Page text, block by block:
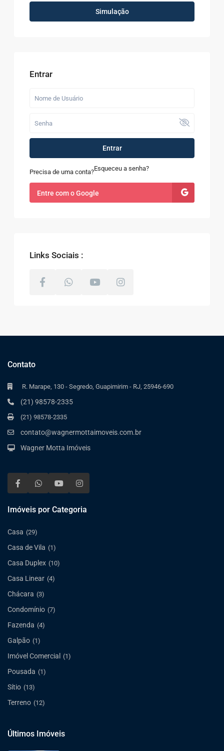
Simulação
Entrar
Entrar
Precisa de uma conta?Esqueceu a senha?
Entre com o Google
Links Sociais :
Contato
R. Marape, 130 - Segredo, Guapimirim - RJ, 25946-690
(21) 98578-2335
(21) 98578-2335
contato@wagnermottaimoveis.com.br
Wagner Motta Imóveis
Imóveis por Categoria
Casa (29)
Casa de Vila (1)
Casa Duplex (10)
Casa Linear (4)
Chácara (3)
Condomínio (7)
Fazenda (4)
Galpão (1)
Imóvel Comercial (1)
Pousada (1)
Sítio (13)
Terreno (12)
Últimos Imóveis